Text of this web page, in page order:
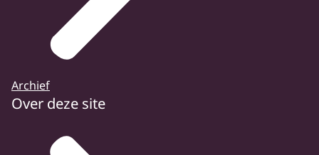
Archief
Over deze site